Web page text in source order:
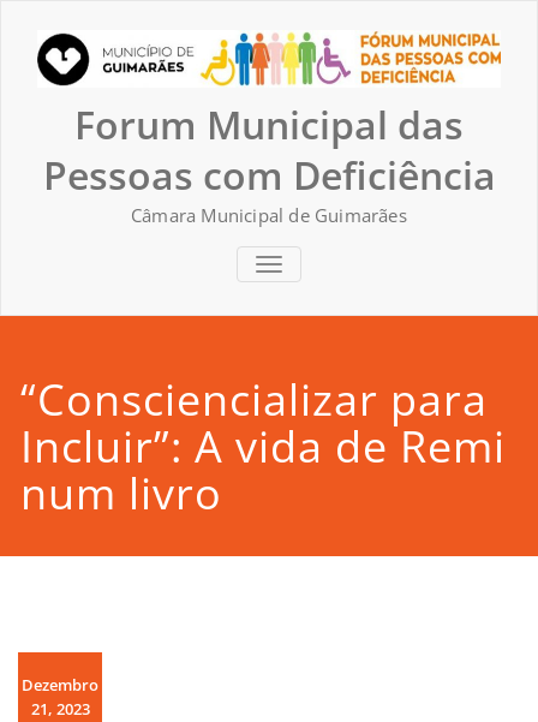
content
Forum Municipal das
Pessoas com Deficiência
Câmara Municipal de Guimarães
TOGGLE NAVIGATION
“Consciencializar para
Incluir”: A vida de Remi
num livro
Dezembro
21, 2023